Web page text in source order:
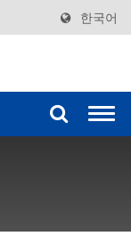
한국어